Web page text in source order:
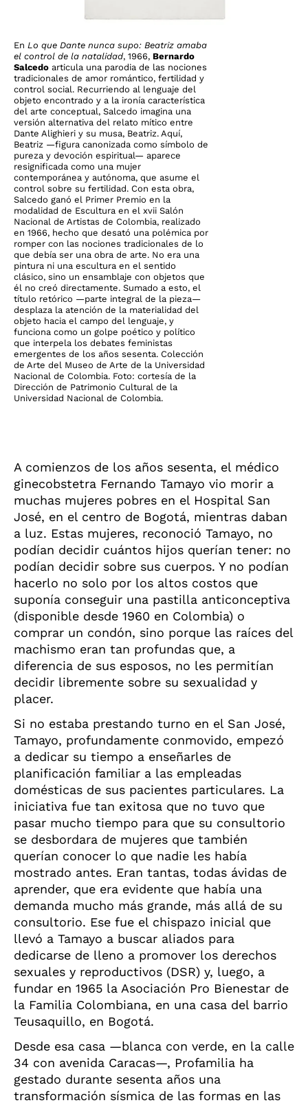
En Lo que Dante nunca supo: Beatriz amaba
el control de la natalidad, 1966, Bernardo
Salcedo articula una parodia de las nociones
tradicionales de amor romántico, fertilidad y
control social. Recurriendo al lenguaje del
objeto encontrado y a la ironía característica
del arte conceptual, Salcedo imagina una
versión alternativa del relato mítico entre
Dante Alighieri y su musa, Beatriz. Aquí,
Beatriz —figura canonizada como símbolo de
pureza y devoción espiritual— aparece
resignificada como una mujer
contemporánea y autónoma, que asume el
control sobre su fertilidad. Con esta obra,
Salcedo ganó el Primer Premio en la
modalidad de Escultura en el xvii Salón
Nacional de Artistas de Colombia, realizado
en 1966, hecho que desató una polémica por
romper con las nociones tradicionales de lo
que debía ser una obra de arte. No era una
pintura ni una escultura en el sentido
clásico, sino un ensamblaje con objetos que
él no creó directamente. Sumado a esto, el
título retórico —parte integral de la pieza—
desplaza la atención de la materialidad del
objeto hacia el campo del lenguaje, y
funciona como un golpe poético y político
que interpela los debates feministas
emergentes de los años sesenta. Colección
de Arte del Museo de Arte de la Universidad
Nacional de Colombia. Foto: cortesía de la
Dirección de Patrimonio Cultural de la
Universidad Nacional de Colombia.
A comienzos de los años sesenta, el médico
ginecobstetra Fernando Tamayo vio morir a
muchas mujeres pobres en el Hospital San
José, en el centro de Bogotá, mientras daban
a luz. Estas mujeres, reconoció Tamayo, no
podían decidir cuántos hijos querían tener: no
podían decidir sobre sus cuerpos. Y no podían
hacerlo no solo por los altos costos que
suponía conseguir una pastilla anticonceptiva
(disponible desde 1960 en Colombia) o
comprar un condón, sino porque las raíces del
machismo eran tan profundas que, a
diferencia de sus esposos, no les permitían
decidir libremente sobre su sexualidad y
placer.
Si no estaba prestando turno en el San José,
Tamayo, profundamente conmovido, empezó
a dedicar su tiempo a enseñarles de
planificación familiar a las empleadas
domésticas de sus pacientes particulares. La
iniciativa fue tan exitosa que no tuvo que
pasar mucho tiempo para que su consultorio
se desbordara de mujeres que también
querían conocer lo que nadie les había
mostrado antes. Eran tantas, todas ávidas de
aprender, que era evidente que había una
demanda mucho más grande, más allá de su
consultorio. Ese fue el chispazo inicial que
llevó a Tamayo a buscar aliados para
dedicarse de lleno a promover los derechos
sexuales y reproductivos (DSR) y, luego, a
fundar en 1965 la Asociación Pro Bienestar de
la Familia Colombiana, en una casa del barrio
Teusaquillo, en Bogotá.
Desde esa casa —blanca con verde, en la calle
34 con avenida Caracas—, Profamilia ha
gestado durante sesenta años una
transformación sísmica de las formas en las